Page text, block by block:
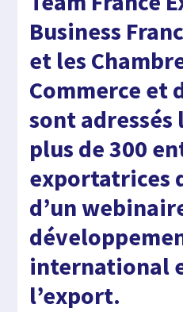
Business
et les
Commerce et
sont adressés
plus de 300
exportatrices
d’un
international
l’export.